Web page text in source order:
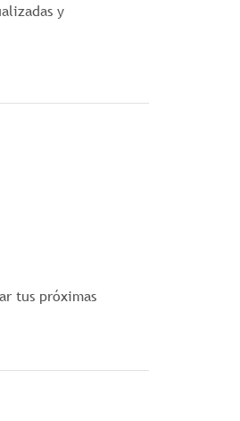
y
tus próximas